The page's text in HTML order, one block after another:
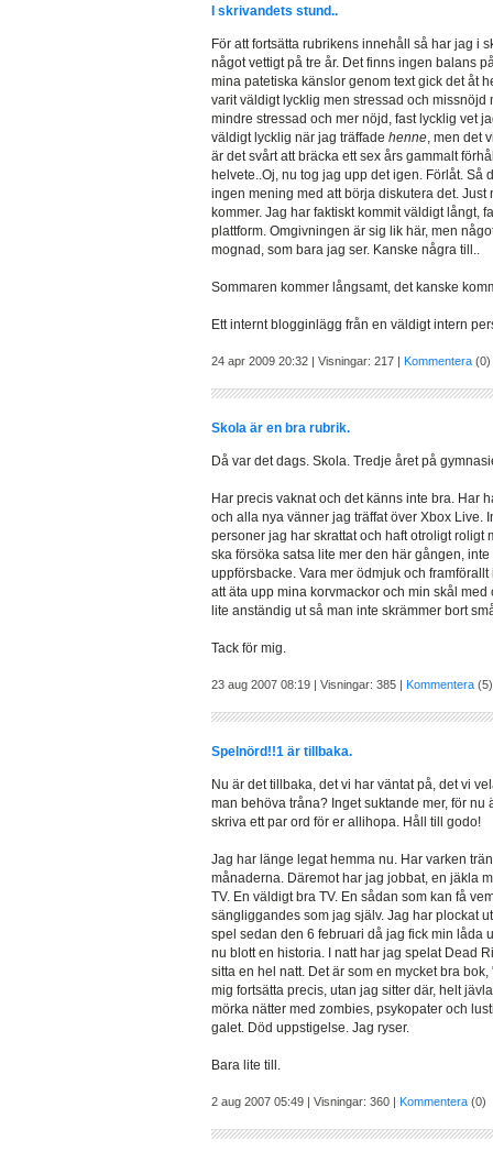
I skrivandets stund..
För att fortsätta rubrikens innehåll så har jag i
något vettigt på tre år. Det finns ingen balans
mina patetiska känslor genom text gick det åt
varit väldigt lycklig men stressad och missnöjd
mindre stressad och mer nöjd, fast lycklig vet
väldigt lycklig när jag träffade henne, men det
är det svårt att bräcka ett sex års gammalt
helvete..Oj, nu tog jag upp det igen. Förlåt. Så
ingen mening med att börja diskutera det.
kommer. Jag har faktiskt kommit väldigt långt,
plattform. Omgivningen är sig lik här, men
mognad, som bara jag ser. Kanske några till..
Sommaren kommer långsamt, det kanske
Ett internt blogginlägg från en väldigt intern
24 apr 2009 20:32 | Visningar: 217 | Kommentera (0)
Skola är en bra rubrik.
Då var det dags. Skola. Tredje året på
Har precis vaknat och det känns inte bra. Har
och alla nya vänner jag träffat över Xbox Live.
personer jag har skrattat och haft otroligt roligt
ska försöka satsa lite mer den här gången,
uppförsbacke. Vara mer ödmjuk och
att äta upp mina korvmackor och min skål
lite anständig ut så man inte skrämmer bort
Tack för mig.
23 aug 2007 08:19 | Visningar: 385 | Kommentera (5)
Spelnörd!!1 är tillbaka.
Nu är det tillbaka, det vi har väntat på, det vi
man behöva tråna? Inget suktande mer, för
skriva ett par ord för er allihopa. Håll till godo!
Jag har länge legat hemma nu. Har varken
månaderna. Däremot har jag jobbat, en jäkla
TV. En väldigt bra TV. En sådan som kan få
sängliggandes som jag själv. Jag har plockat
spel sedan den 6 februari då jag fick min låda
nu blott en historia. I natt har jag spelat Dead
sitta en hel natt. Det är som en mycket bra
mig fortsätta precis, utan jag sitter där, helt
mörka nätter med zombies, psykopater och
galet. Död uppstigelse. Jag ryser.
Bara lite till.
2 aug 2007 05:49 | Visningar: 360 | Kommentera (0)